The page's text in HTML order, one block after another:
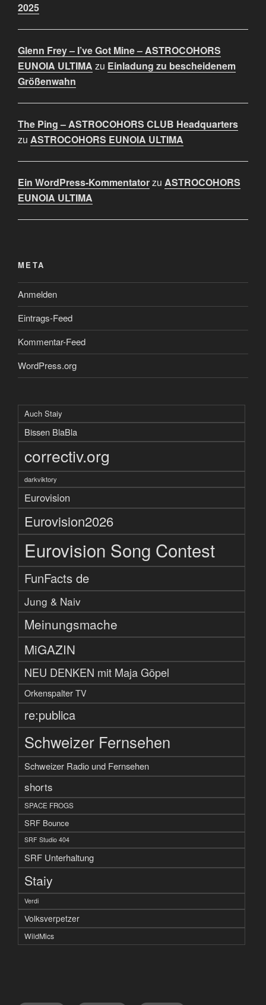
2025
Glenn Frey – I’ve Got Mine – ASTROCOHORS
EUNOIA ULTIMA zu Einladung zu bescheidenem
Größenwahn
The Ping – ASTROCOHORS CLUB Headquarters
zu ASTROCOHORS EUNOIA ULTIMA
Ein WordPress-Kommentatorzu ASTROCOHORS
EUNOIA ULTIMA
META
Anmelden
Eintrags-Feed
Kommentar-Feed
WordPress.org
Auch Staiy
Bissen BlaBla
correctiv.org
darkviktory
Eurovision
Eurovision2026
Eurovision Song Contest
FunFacts de
Jung & Naiv
Meinungsmache
MiGAZIN
NEU DENKEN mit Maja Göpel
Orkenspalter TV
re:publica
Schweizer Fernsehen
Schweizer Radio und Fernsehen
shorts
SPACE FROGS
SRF Bounce
SRF Studio 404
SRF Unterhaltung
Staiy
Verdi
Volksverpetzer
WildMics